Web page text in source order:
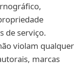
de serviço.
violam qualquer
marcas